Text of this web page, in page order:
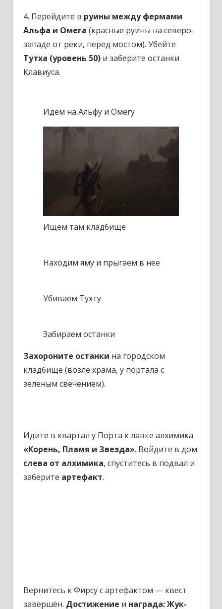
4. Перейдите в руины между фермами
Альфа и Омега (красные руины на северо-
западе от реки, перед мостом). Убейте
Тутха (уровень 50)и заберите останки
Клавиуса.
Идем на Альфу и Омегу
Ищем там кладбище
Находим яму и прыгаем в нее
Убиваем Тухту
Забираем останки
Захороните останки на городском
кладбище (возле храма, у портала с
зелёным свечением).
Идите в квартал у Порта к лавке алхимика
«Корень, Пламя и Звезда». Войдите в дом
слева от алхимика, спуститесь в подвал и
заберите артефакт.
Вернитесь к Фирсу с артефактом — квест
завершён. Достижение и награда: Жук-